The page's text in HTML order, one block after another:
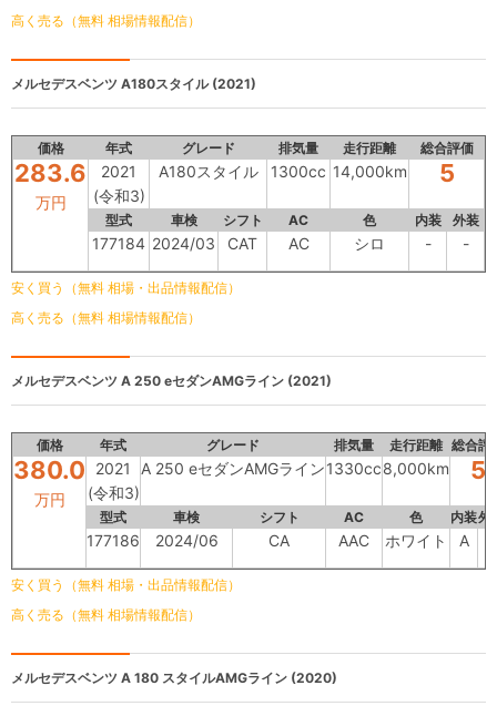
高く売る（無料 相場情報配信）
メルセデスベンツ A180スタイル (2021)
価格 年式 グレード 排気量 走行距離 総合評価
283.6
万円
2021
(令和3)
A180スタイル 1300cc 14,000km 5
型式 車検 シフト AC 色 内装 外装
177184 2024/03 CAT AC シロ - -
安く買う（無料 相場・出品情報配信）
高く売る（無料 相場情報配信）
メルセデスベンツ A 250 eセダンAMGライン (2021)
価格 年式 グレード 排気量 走行距離 総合評
380.0
万円
2021
(令和3)
A 250 eセダンAMGライン1330cc8,000km 5
型式 車検 シフト AC 色 内装外
177186 2024/06 CA AAC ホワイト A
安く買う（無料 相場・出品情報配信）
高く売る（無料 相場情報配信）
メルセデスベンツ A 180 スタイルAMGライン (2020)